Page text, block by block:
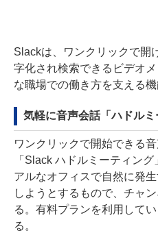
Slackは、ワンクリックで開
字化され検索できるビデオ
な職場での働き方を支える機
気軽に音声会話「ハドルミ
ワンクリックで開始できる
「Slack ハドルミーティン
アルなオフィスで自然に発
しようとするもので、チャ
る。有料プランを利用して
る。